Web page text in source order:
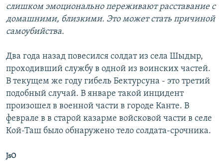
слишком эмоционально переживают расставание с
домашними, близкими. Это может стать причиной
самоубийства.
Два года назад повесился солдат из села Шыдыр,
проходивший службу в одной из воинских частей.
В текущем же году гибель Бектурсуна - это третий
подобный случай. В январе такой инцидент
произошел в военной части в городе Канте. В
феврале в в старой казарме войсковой части в селе
Кой-Таш было обнаружено тело солдата-срочника.
JsO